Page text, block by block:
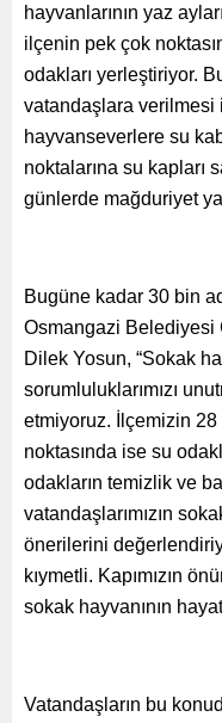
hayvanlarının yaz
ilçenin pek çok
odakları yerleştiriyor.
vatandaşlara verilmesi
hayvanseverlere su
noktalarına su kapları
günlerde mağduriyet
Bugüne kadar 30 bin
Osmangazi Belediyesi
Dilek Yosun, “Sokak
sorumluluklarımızı
etmiyoruz. İlçemizin 28
noktasında ise su
odakların temizlik ve
vatandaşlarımızın
önerilerini
kıymetli. Kapımızın
sokak hayvanının
Vatandaşların bu